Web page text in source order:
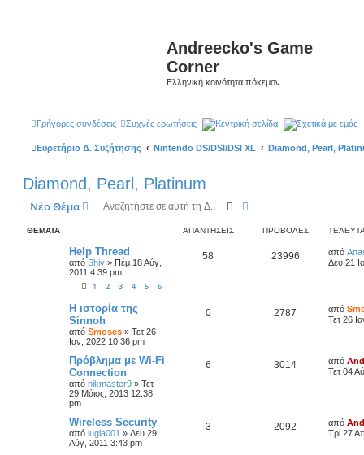
Andreecko's Game
Corner
Ελληνική κοινότητα πόκεμον
Γρήγορες συνδέσεις Συχνές ερωτήσεις Κεντρική σελίδα Σχετικά με εμάς
Ευρετήριο Δ. Συζήτησης Nintendo DS/DSI/DSI XL Diamond, Pearl,
Diamond, Pearl, Platinum
Νέο Θέμα Αναζήτηση
ΘΈΜΑΤΑ ΑΠΑΝΤΉΣΕΙΣ ΠΡΟΒΟΛΈΣ
Help Thread
από Shiv » Πέμ 18 Αύγ,
2011 4:39 pm
1 2 3 4 5 6
58 23996 από
Δευ 21
Η ιστορία της
Sinnoh
από Smoses » Τετ 26
Ιαν, 2022 10:36 pm
0 2787 από
Τετ 26
Πρόβλημα με Wi-Fi
Connection
από nikmaster9 » Τετ
29 Μάιος, 2013 12:38
pm
6 3014 από
Τετ 04
Wireless Security
από lugia001 » Δευ 29
Αύγ, 2011 3:43 pm
3 2092 από
Τρί 27